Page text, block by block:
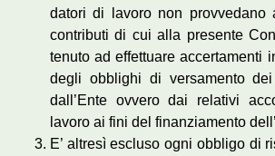
datori di lavoro non provvedano
contributi di cui alla presente
tenuto ad effettuare accertamenti
degli obblighi di versamento
dall’Ente ovvero dai relativi
lavoro ai fini del finanziamento
E’ altresì escluso ogni obbligo di